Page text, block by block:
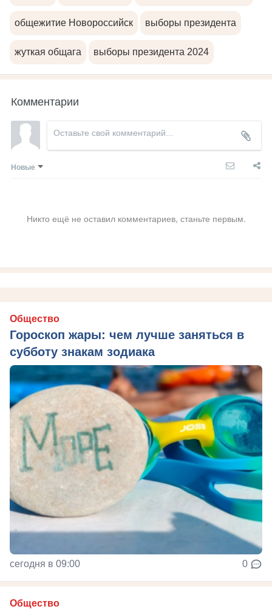
общежитие Новороссийск выборы президента
жуткая общага выборы президента 2024
Комментарии
Новые
Никто ещё не оставил комментариев, станьте первым.
Общество
Гороскоп жары: чем лучше заняться в
субботу знакам зодиака
сегодня в 09:00 0
Общество